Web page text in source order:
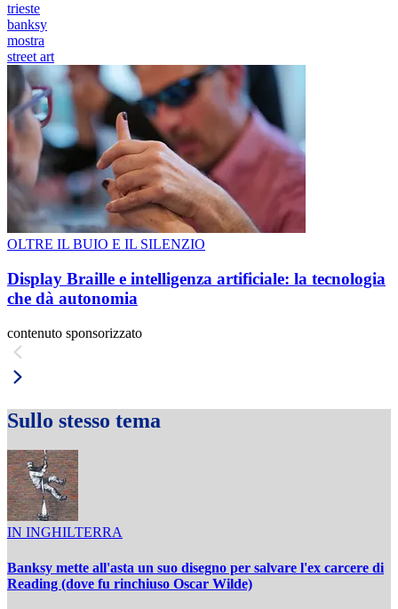
trieste
banksy
mostra
street art
OLTRE IL BUIO E IL SILENZIO
Display Braille e intelligenza artificiale: la tecnologia
che dà autonomia
contenuto sponsorizzato
Sullo stesso tema
IN INGHILTERRA
Banksy mette all'asta un suo disegno per salvare l'ex carcere di
Reading (dove fu rinchiuso Oscar Wilde)